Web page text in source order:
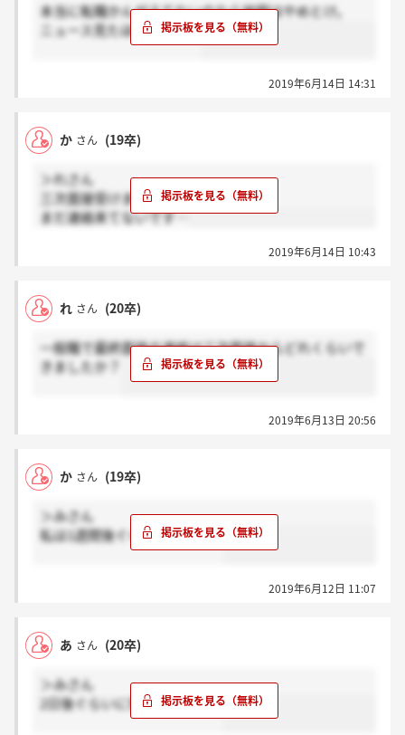
本当に転職かんがえてないのなら地銀はやめとけ。
ニュース見たほうがいい。
2019年6月14日 14:31
か さん (19卒)
＞れさん
三次面接受けましたが
まだ連絡来てないです…
2019年6月14日 10:43
れ さん (20卒)
一般職で最終面接の連絡は三次面接からどれくらいで
きましたか？
2019年6月13日 20:56
か さん (19卒)
＞みさん
私は1週間後ぐらいに来ました
2019年6月12日 11:07
あ さん (20卒)
＞みさん
2日後ぐらいに電話きました。